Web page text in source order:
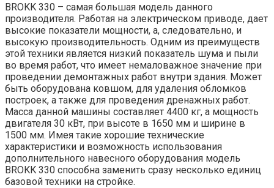
BROKK 330 – самая большая модель данного
производителя. Работая на электрическом приводе, дает
высокие показатели мощности, а, следовательно, и
высокую производительность. Одним из преимуществ
этой техники является низкий показатель шума и пыли
во время работ, что имеет немаловажное значение при
проведении демонтажных работ внутри здания. Может
быть оборудована ковшом, для удаления обломков
построек, а также для проведения дренажных работ.
Масса данной машины составляет 4400 кг, а мощность
двигателя 30 кВт, при высоте в 1650 мм и ширине в
1500 мм. Имея такие хорошие технические
характеристики и возможность использования
дополнительного навесного оборудования модель
BROKK 330 способна заменить сразу несколько единиц
базовой техники на стройке.